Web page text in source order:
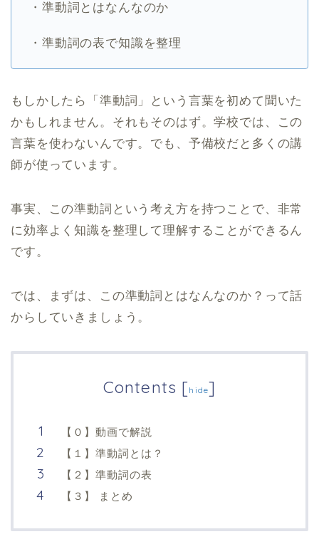
・準動詞とはなんなのか
・準動詞の表で知識を整理
もしかしたら「準動詞」という言葉を初めて聞いた
かもしれません。それもそのはず。学校では、この
言葉を使わないんです。でも、予備校だと多くの講
師が使っています。
事実、この準動詞という考え方を持つことで、非常
に効率よく知識を整理して理解することができるん
です。
では、まずは、この準動詞とはなんなのか？って話
からしていきましょう。
Contents [hide]
【０】動画で解説
【１】準動詞とは？
【２】準動詞の表
【３】 まとめ